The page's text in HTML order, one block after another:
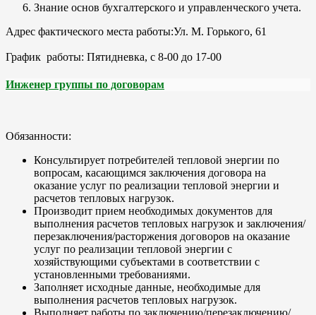
Знание основ бухгалтерского и управленческого учета.
Адрес фактического места работы:Ул. М. Горького, 61
График работы: Пятидневка, с 8-00 до 17-00
Инженер группы по договорам
Обязанности:
Консультирует потребителей тепловой энергии по
вопросам, касающимся заключения договора на
оказание услуг по реализации тепловой энергии и
расчетов тепловых нагрузок.
Производит прием необходимых документов для
выполнения расчетов тепловых нагрузок и заключения/
перезаключения/расторжения договоров на оказание
услуг по реализации тепловой энергии с
хозяйствующими субъектами в соответствии с
установленными требованиями.
Заполняет исходные данные, необходимые для
выполнения расчетов тепловых нагрузок.
Выполняет работы по заключению/перезаключению/